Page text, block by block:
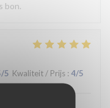
bon.
/5 Kwaliteit / Prijs : 4/5